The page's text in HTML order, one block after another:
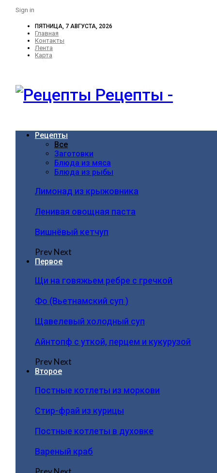
Sign in
ПЯТНИЦА, 7 АВГУСТА, 2026
Главная
Контакты
Лента
Карта
Рецепты -
Рецепты
Все
Заготовки
Блюда из мяса
Блюда из рыбы
Лимонад из крыжовника
Ленивая овощная паста
Вишнёвый кетчуп
PrevNext
Первое
Щи на говяжьем ребре с гречкой
Фо (Вьетнамский суп )
Щавелевый холодный суп
Айнтопф с уткой, перцем и кукурузой
PrevNext
Второе
Постные котлеты из моркови
Стир-фрай из курицы
Постные котлеты в духовке
Вареный краб